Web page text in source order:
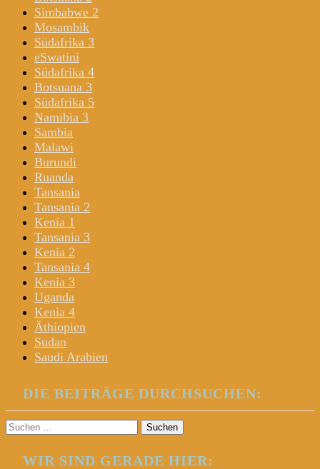
Simbabwe 2
Mosambik
Südafrika 3
eSwatini
Südafrika 4
Botsuana 3
Südafrika 5
Namibia 3
Sambia
Malawi
Burundi
Ruanda
Tansania
Tansania 2
Kenia 1
Tansania 3
Kenia 2
Tansania 4
Kenia 3
Uganda
Kenia 4
Äthiopien
Sudan
Saudi Arabien
DIE BEITRÄGE DURCHSUCHEN:
Suchen
nach:
WIR SIND GERADE HIER: